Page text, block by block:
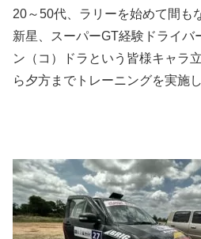
20～50代、ラリーを始めて間も
新星、スーパーGT経験ドライバ
ン（コ）ドラという皆様キャラ
ら夕方までトレーニングを実施し